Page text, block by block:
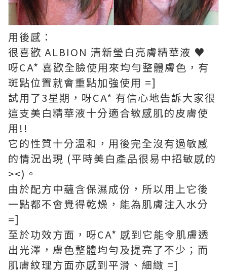
用後感：
很喜歡 ALBION 清新瑩白亮膚精華液 ♥
呀CA* 喜歡全臉使用來均勻整體膚色，有
斑點位置就會重點加強使用 =]
試用了3星期，呀CA* 有信心地告訴大家很
這支美白精華液十分適合敏感肌的皮膚使
用!!
它的性質十分溫和，用後完全沒有過敏感
的情況出現 (平時美白產品很易中招敏感的
><)。
由於配方中蘊含保濕成份，所以用上它後
一點都不會覺得乾燥，能為肌膚注入水分
=]
至於功效方面，呀CA* 感到它能令肌膚透
出光澤，膚色整體均勻及提亮了不少；而
肌膚紋理方面亦感到平滑、細緻 =]